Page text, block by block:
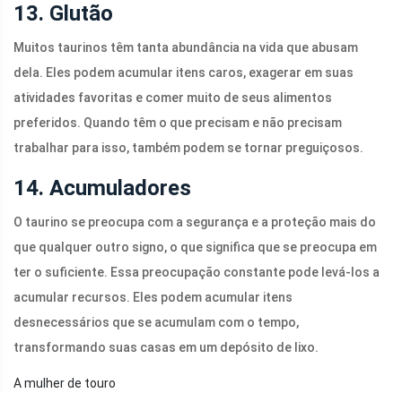
13. Glutão
Muitos taurinos têm tanta abundância na vida que abusam
dela. Eles podem acumular itens caros, exagerar em suas
atividades favoritas e comer muito de seus alimentos
preferidos. Quando têm o que precisam e não precisam
trabalhar para isso, também podem se tornar preguiçosos.
14. Acumuladores
O taurino se preocupa com a segurança e a proteção mais do
que qualquer outro signo, o que significa que se preocupa em
ter o suficiente. Essa preocupação constante pode levá-los a
acumular recursos. Eles podem acumular itens
desnecessários que se acumulam com o tempo,
transformando suas casas em um depósito de lixo.
A mulher de touro